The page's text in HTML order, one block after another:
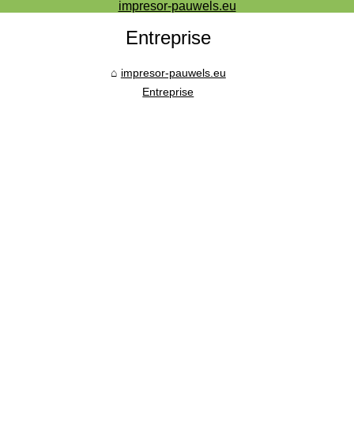
Entreprise
impresor-pauwels.eu
Entreprise
impresor-pauwels.eu